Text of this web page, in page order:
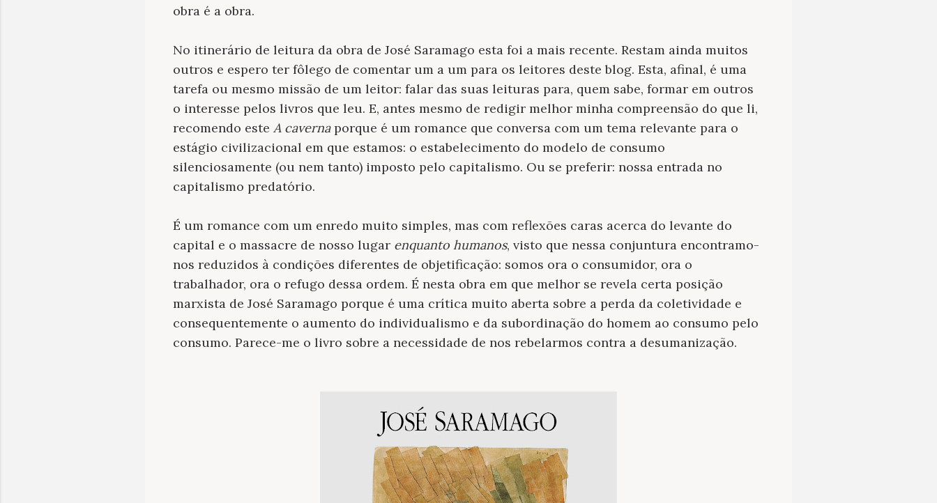
obra é a obra.
No itinerário de leitura da obra de José Saramago esta foi a mais recente. Restam ainda muitos
outros e espero ter fôlego de comentar um a um para os leitores deste blog. Esta, afinal, é uma
tarefa ou mesmo missão de um leitor: falar das suas leituras para, quem sabe, formar em outros
o interesse pelos livros que leu. E, antes mesmo de redigir melhor minha compreensão do que li,
recomendo este A cavernaporque é um romance que conversa com um tema relevante para o
estágio civilizacional em que estamos: o estabelecimento do modelo de consumo
silenciosamente (ou nem tanto) imposto pelo capitalismo. Ou se preferir: nossa entrada no
capitalismo predatório.
É um romance com um enredo muito simples, mas com reflexões caras acerca do levante do
capital e o massacre de nosso lugar enquanto humanos, visto que nessa conjuntura encontramo-
nos reduzidos à condições diferentes de objetificação: somos ora o consumidor, ora o
trabalhador, ora o refugo dessa ordem. É nesta obra em que melhor se revela certa posição
marxista de José Saramago porque é uma crítica muito aberta sobre a perda da coletividade e
consequentemente o aumento do individualismo e da subordinação do homem ao consumo pelo
consumo. Parece-me o livro sobre a necessidade de nos rebelarmos contra a desumanização.